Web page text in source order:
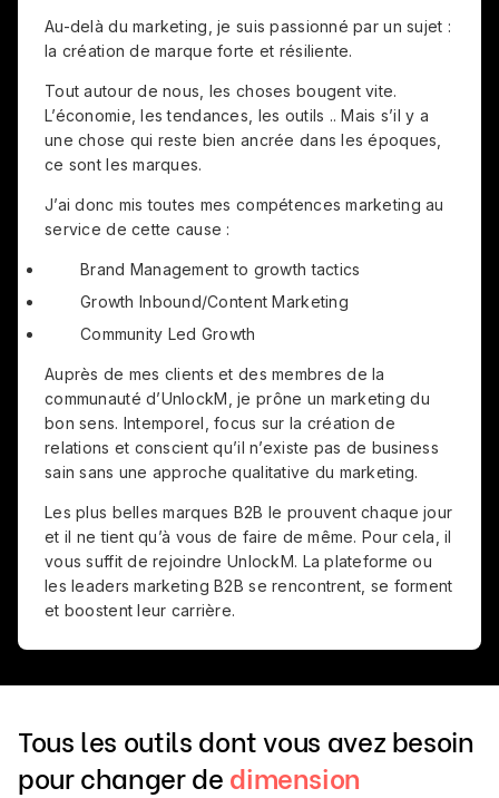
Au-delà du marketing, je suis passionné par un sujet :
la création de marque forte et résiliente.
Tout autour de nous, les choses bougent vite.
L’économie, les tendances, les outils .. Mais s’il y a
une chose qui reste bien ancrée dans les époques,
ce sont les marques.
J’ai donc mis toutes mes compétences marketing au
service de cette cause :
Brand Management to growth tactics
Growth Inbound/Content Marketing
Community Led Growth
Auprès de mes clients et des membres de la
communauté d’UnlockM, je prône un marketing du
bon sens. Intemporel, focus sur la création de
relations et conscient qu’il n’existe pas de business
sain sans une approche qualitative du marketing.
Les plus belles marques B2B le prouvent chaque jour
et il ne tient qu’à vous de faire de même. Pour cela, il
vous suffit de rejoindre UnlockM. La plateforme ou
les leaders marketing B2B se rencontrent, se forment
et boostent leur carrière.
Tous les outils dont vous avez besoin
pour changer de dimension